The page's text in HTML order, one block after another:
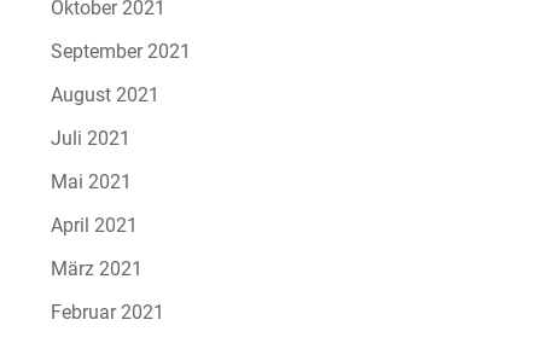
Oktober 2021
September 2021
August 2021
Juli 2021
Mai 2021
April 2021
März 2021
Februar 2021